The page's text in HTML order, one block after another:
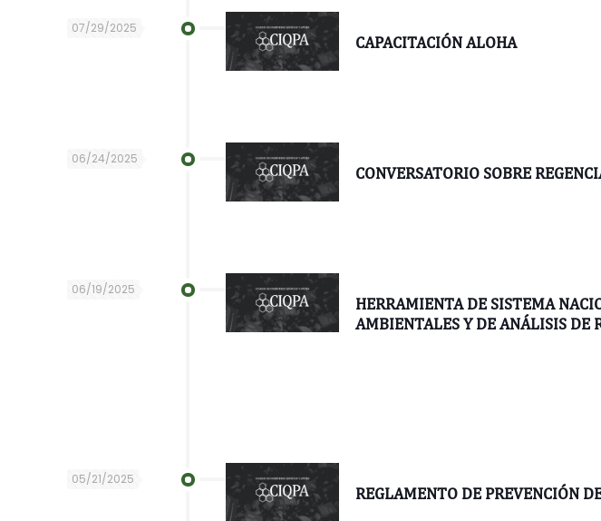
07/29/2025
CAPACITACIÓN ALOHA
06/24/2025
CONVERSATORIO SOBRE
06/19/2025
HERRAMIENTA DE SISTEMA
AMBIENTALES Y DE ANÁLISIS DE
05/21/2025
REGLAMENTO DE PREVENCIÓN